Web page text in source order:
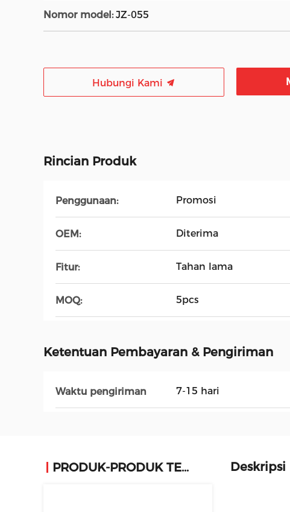
Nomor model: JZ-055
Hubungi Kami
Rincian Produk
Penggunaan: Promosi
OEM: Diterima
Fitur: Tahan lama
MOQ: 5pcs
Ketentuan Pembayaran & Pengiriman
Waktu pengiriman 7-15 hari
PRODUK-PRODUK TERKAIT